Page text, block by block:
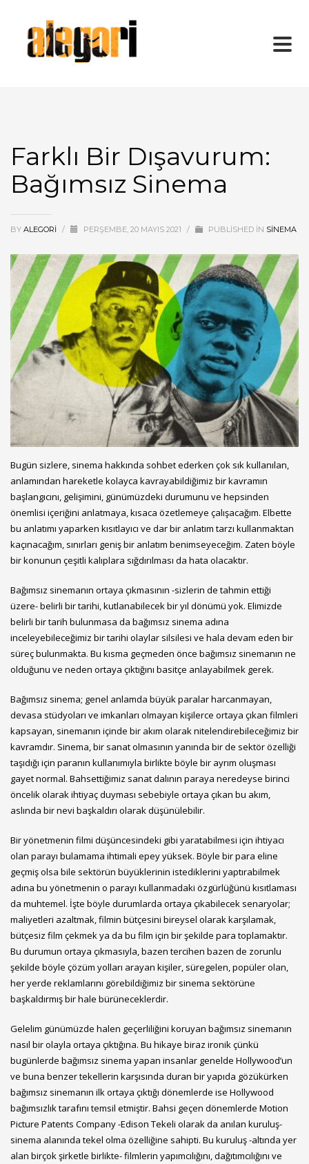
Farklı Bir Dışavurum:
Bağımsız Sinema
BY ALEGORI / PERŞEMBE, 20 MAYIS 2021 / PUBLISHED IN SİNEMA
Bugün sizlere, sinema hakkında sohbet ederken çok sık kullanılan,
anlamından hareketle kolayca kavrayabildiğimiz bir kavramın
başlangıcını, gelişimini, günümüzdeki durumunu ve hepsinden
önemlisi içeriğini anlatmaya, kısaca özetlemeye çalışacağım. Elbette
bu anlatımı yaparken kısıtlayıcı ve dar bir anlatım tarzı kullanmaktan
kaçınacağım, sınırları geniş bir anlatım benimseyeceğim. Zaten böyle
bir konunun çeşitli kalıplara sığdırılması da hata olacaktır.
Bağımsız sinemanın ortaya çıkmasının -sizlerin de tahmin ettiği
üzere- belirli bir tarihi, kutlanabilecek bir yıl dönümü yok. Elimizde
belirli bir tarih bulunmasa da bağımsız sinema adına
inceleyebileceğimiz bir tarihi olaylar silsilesi ve hala devam eden bir
süreç bulunmakta. Bu kısma geçmeden önce bağımsız sinemanın ne
olduğunu ve neden ortaya çıktığını basitçe anlayabilmek gerek.
Bağımsız sinema; genel anlamda büyük paralar harcanmayan,
devasa stüdyoları ve imkanları olmayan kişilerce ortaya çıkan filmleri
kapsayan, sinemanın içinde bir akım olarak nitelendirebileceğimiz bir
kavramdır. Sinema, bir sanat olmasının yanında bir de sektör özelliği
taşıdığı için paranın kullanımıyla birlikte böyle bir ayrım oluşması
gayet normal. Bahsettiğimiz sanat dalının paraya neredeyse birinci
öncelik olarak ihtiyaç duyması sebebiyle ortaya çıkan bu akım,
aslında bir nevi başkaldırı olarak düşünülebilir.
Bir yönetmenin filmi düşüncesindeki gibi yaratabilmesi için ihtiyacı
olan parayı bulamama ihtimali epey yüksek. Böyle bir para eline
geçmiş olsa bile sektörün büyüklerinin istediklerini yaptırabilmek
adına bu yönetmenin o parayı kullanmadaki özgürlüğünü kısıtlaması
da muhtemel. İşte böyle durumlarda ortaya çıkabilecek senaryolar;
maliyetleri azaltmak, filmin bütçesini bireysel olarak karşılamak,
bütçesiz film çekmek ya da bu film için bir şekilde para toplamaktır.
Bu durumun ortaya çıkmasıyla, bazen tercihen bazen de zorunlu
şekilde böyle çözüm yolları arayan kişiler, süregelen, popüler olan,
her yerde reklamlarını görebildiğimiz bir sinema sektörüne
başkaldırmış bir hale bürüneceklerdir.
Gelelim günümüzde halen geçerliliğini koruyan bağımsız sinemanın
nasıl bir olayla ortaya çıktığına. Bu hikaye biraz ironik çünkü
bugünlerde bağımsız sinema yapan insanlar genelde Hollywood’un
ve buna benzer tekellerin karşısında duran bir yapıda gözükürken
bağımsız sinemanın ilk ortaya çıktığı dönemlerde ise Hollywood
bağımsızlık tarafını temsil etmiştir. Bahsi geçen dönemlerde Motion
Picture Patents Company -Edison Tekeli olarak da anılan kuruluş-
sinema alanında tekel olma özelliğine sahipti. Bu kuruluş -altında yer
alan birçok şirketle birlikte- filmlerin yapımcılığını, dağıtımcılığını ve